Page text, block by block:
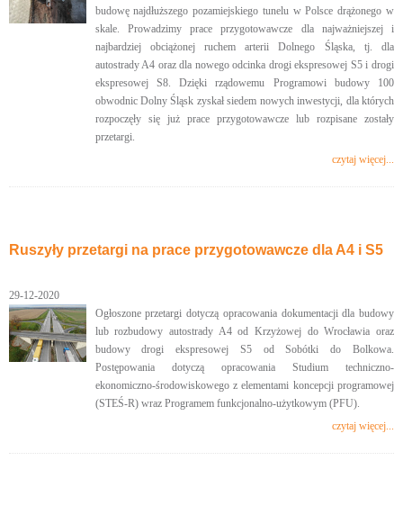
budowę najdłuższego pozamiejskiego tunelu w Polsce drążonego w
skale. Prowadzimy prace przygotowawcze dla najważniejszej i
najbardziej obciążonej ruchem arterii Dolnego Śląska, tj. dla
autostrady A4 oraz dla nowego odcinka drogi ekspresowej S5 i drogi
ekspresowej S8. Dzięki rządowemu Programowi budowy 100
obwodnic Dolny Śląsk zyskał siedem nowych inwestycji, dla których
rozpoczęły się już prace przygotowawcze lub rozpisane zostały
przetargi.
czytaj więcej...
Ruszyły przetargi na prace przygotowawcze dla A4 i S5
29-12-2020
Ogłoszone przetargi dotyczą opracowania dokumentacji dla budowy
lub rozbudowy autostrady A4 od Krzyżowej do Wrocławia oraz
budowy drogi ekspresowej S5 od Sobótki do Bolkowa.
Postępowania dotyczą opracowania Studium techniczno-
ekonomiczno-środowiskowego z elementami koncepcji programowej
(STEŚ-R) wraz Programem funkcjonalno-użytkowym (PFU).
czytaj więcej...